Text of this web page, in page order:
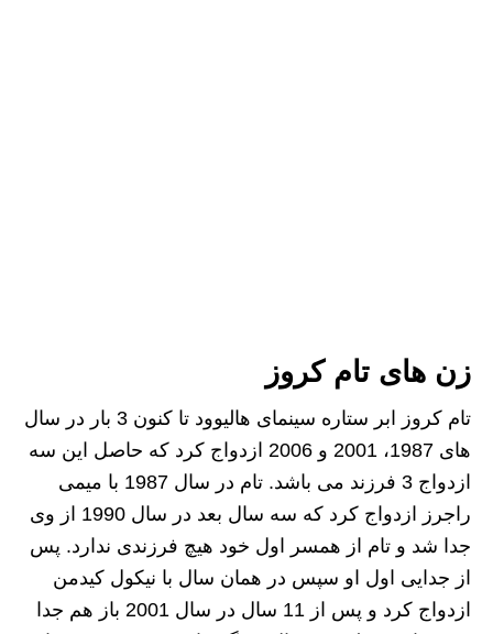
زن های تام کروز
تام کروز ابر ستاره سینمای هالیوود تا کنون 3 بار در سال
های 1987، 2001 و 2006 ازدواج کرد که حاصل این سه
ازدواج 3 فرزند می باشد. تام در سال 1987 با میمی
راجرز ازدواج کرد که سه سال بعد در سال 1990 از وی
جدا شد و تام از همسر اول خود هیچ فرزندی ندارد. پس
از جدایی اول او سپس در همان سال با نیکول کیدمن
ازدواج کرد و پس از 11 سال در سال 2001 باز هم جدا